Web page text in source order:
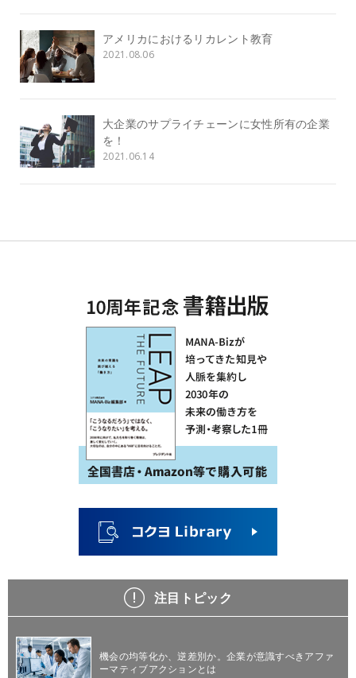
アメリカにおけるリカレント教育
2021.08.06
大企業のサプライチェーンに女性所有の企業
を！
2021.06.14
注目トピック
機会の均等化か、逆差別か。企業が意識すべきアファ
ーマティブアクションとは